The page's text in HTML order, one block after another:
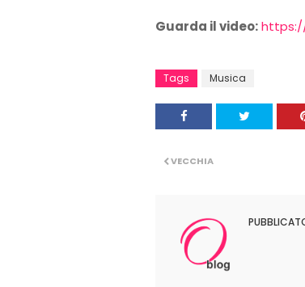
Guarda il video:
Tags Musica
VECCHIA